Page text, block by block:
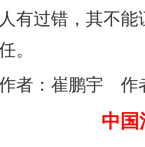
有过错，其不
。
：崔鹏宇 作者
中国